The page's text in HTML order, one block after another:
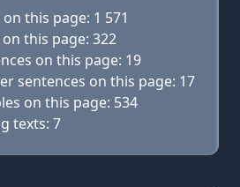
this page: 1 571
this page: 322
on this page: 19
sentences on this page: 17
on this page: 534
texts: 7